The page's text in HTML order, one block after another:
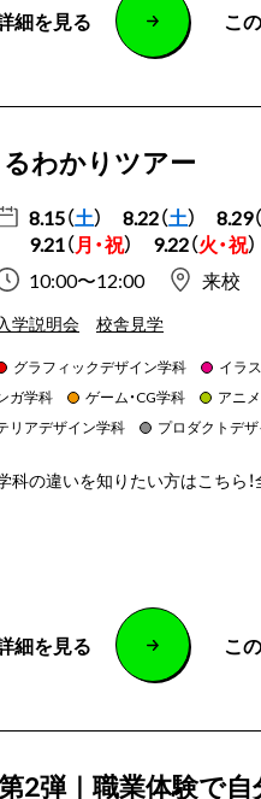
細を見る こ
わかりツアー
8.15（土） 8.22（土） 8.29（
9.21（月・祝） 9.22（火・祝）
10:00〜12:00
来校
学説明会 校舎見学
グラフィックデザイン学科 イラ
ガ学科
ゲーム・CG学科 アニ
リアデザイン学科
プロダクトデ
科の違いを知りたい方はこちら
細を見る こ
2弾｜職業体験で